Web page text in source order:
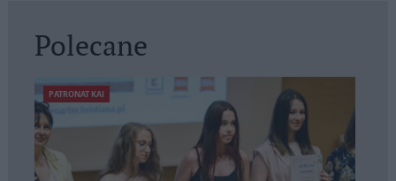
Polecane
PATRONAT KAI